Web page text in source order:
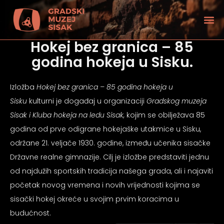
Hokej bez granica – 85
godina hokeja u Sisku.
Izložba Hokej bez granica – 85 godina hokeja u
Sisku kulturni je događaj u organizaciji Gradskog muzeja
Sisak i Kluba hokeja na ledu Sisak, kojim se obilježava 85
godina od prve odigrane hokejaške utakmice u Sisku,
održane 21. veljače 1930. godine, između učenika sisačke
Državne realne gimnazije. Cilj je izložbe predstaviti jednu
od najdužih sportskih tradicija našega grada, ali i najaviti
početak novog vremena i novih vrijednosti kojima se
sisački hokej okreće u svojim prvim koracima u
budućnost.
vida